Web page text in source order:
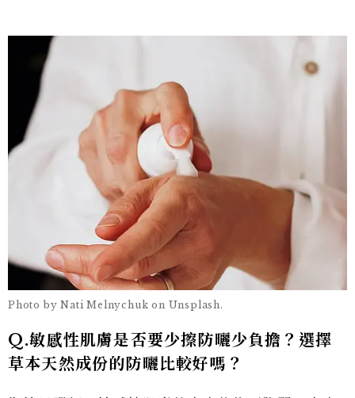
Photo by Nati Melnychuk on Unsplash.
Q.敏感性肌膚是否要少擦防曬少負擔？選擇
草本天然成份的防曬比較好嗎？